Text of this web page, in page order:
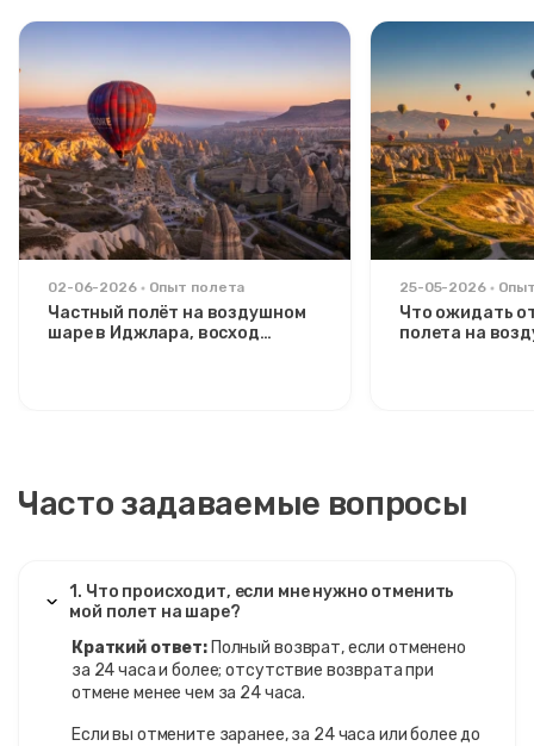
02-06-2026 Опыт полета
Частный полёт на воздушном
шаре в Иджлара, восход
25-05-2026
Что ожидать
полета на
Часто задаваемые вопросы
1. Что происходит, если мне нужно отменить
мой полет на шаре?
Краткий ответ: Полный возврат, если отменено
за 24 часа и более; отсутствие возврата при
отмене менее чем за 24 часа.
Если вы отмените заранее, за 24 часа или более до